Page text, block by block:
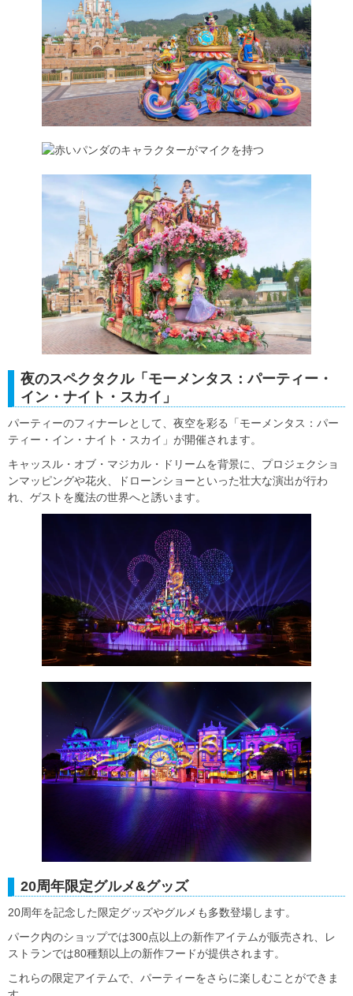
夜のスペクタクル「モーメンタス：パーティー・
イン・ナイト・スカイ」
パーティーのフィナーレとして、夜空を彩る「モーメンタス：パー
ティー・イン・ナイト・スカイ」が開催されます。
キャッスル・オブ・マジカル・ドリームを背景に、プロジェクショ
ンマッピングや花火、ドローンショーといった壮大な演出が行わ
れ、ゲストを魔法の世界へと誘います。
20周年限定グルメ&グッズ
20周年を記念した限定グッズやグルメも多数登場します。
パーク内のショップでは300点以上の新作アイテムが販売され、レ
ストランでは80種類以上の新作フードが提供されます。
これらの限定アイテムで、パーティーをさらに楽しむことができま